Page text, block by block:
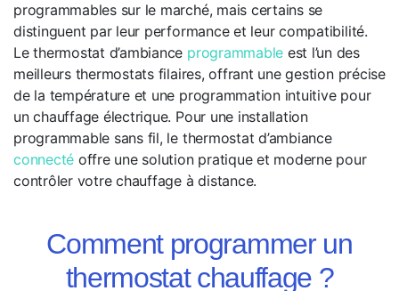
programmables sur le marché, mais certains se
distinguent par leur performance et leur compatibilité.
Le thermostat d’ambiance programmable est l’un des
meilleurs thermostats filaires, offrant une gestion précise
de la température et une programmation intuitive pour
un chauffage électrique. Pour une installation
programmable sans fil, le thermostat d’ambiance
connecté offre une solution pratique et moderne pour
contrôler votre chauffage à distance.
Comment programmer un
thermostat chauffage ?